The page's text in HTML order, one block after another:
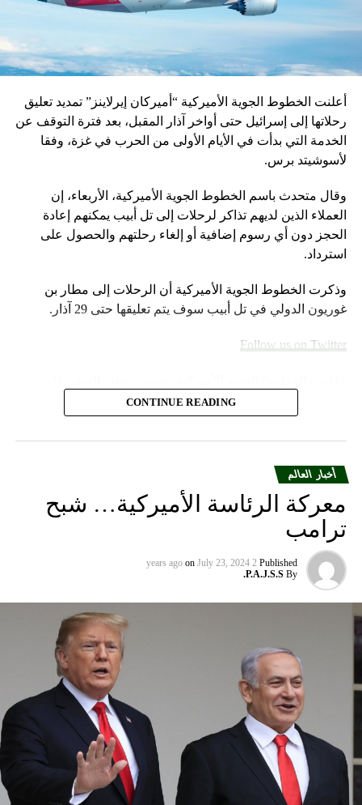
أعلنت الخطوط الجوية الأميركية “أميركان إيرلاينز” تمديد تعليق
رحلاتها إلى إسرائيل حتى أواخر آذار المقبل، بعد فترة التوقف عن
الخدمة التي بدأت في الأيام الأولى من الحرب في غزة، وفقا
لأسوشيتد برس.
وقال متحدث باسم الخطوط الجوية الأميركية، الأربعاء، إن
العملاء الذين لديهم تذاكر لرحلات إلى تل أبيب يمكنهم إعادة
الحجز دون أي رسوم إضافية أو إلغاء رحلتهم والحصول على
استرداد.
وذكرت الخطوط الجوية الأميركية أن الرحلات إلى مطار بن
غوريون الدولي في تل أبيب سوف يتم تعليقها حتى 29 آذار.
Follow us on Twitter
موقعها الإلكتروني خلال عطلة نهاية الأسبوع.
والمدن الأوروبية التي تقدم خدماتها إلى الولايات المتحدة”.
ومددت شركة دلتا إيرلاينز تعليق رحلاتها إلى إسرائيل حتى 30
خدماتها إلى أجل غير مسمى.
وتوقفت شركات الطيران الثلاث عن الطيران إلى إسرائيل بعد
وقت قصير من هجوم حماس في السابع من تشرين الأول الذي
كما أوقفت عدة شركات طيران دولية أخرى رحلاتها من وإلى
إسرائيل ولبنان والأردن والعراق وإيران، على خلفية تصاعد التوتر
في المنطقة، بعد مقتل رئيس المكتب السياسي لحماس في
طهران، ومقتل مسؤول عسكري بارز في الحزب بغارة إسرائيلية
على بيروت أواخر تموز الماضي.
وأعلنت شركة لوفتهانزا الألمانية، الاثنين الماضي، أنها ستوقف
جميع رحلاتها إلى إسرائيل وعمان وبيروت وطهران وأربيل في
CONTINUE READING
أخبار العالم
معركة الرئاسة الأميركية… شبح
ترامب
Published
2 years ago
on July 23, 2024
By
P.A.J.S.S.